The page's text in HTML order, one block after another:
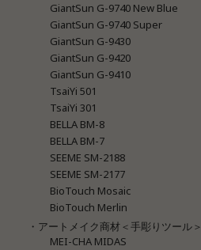
GiantSun G-9740 New Blue
GiantSun G-9740 Super
GiantSun G-9430
GiantSun G-9420
GiantSun G-9410
TsaiYi 501
TsaiYi 301
BELLA BM-8
BELLA BM-7
SEEME SM-2188
SEEME SM-2177
BioTouch Mosaic
BioTouch Merlin
・アートメイク商材＜手彫りツール＞
MEI-CHA MIDAS